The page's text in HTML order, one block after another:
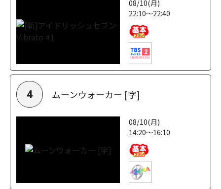
08/10(月)
22:10～22:40
4 ムーンウォーカー [字]
08/10(月)
14:20～16:10